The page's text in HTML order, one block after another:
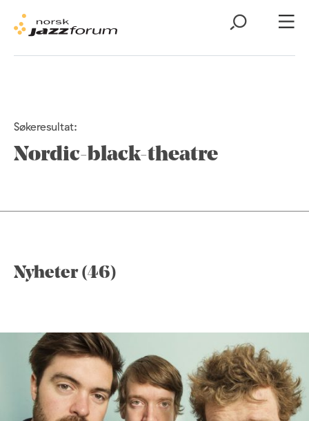
Søkeresultat:
Nordic-black-theatre
Nyheter (46)